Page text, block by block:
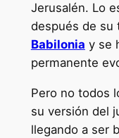
Jerusalén. Lo
después de su
Babilonia y se
permanente
Pero no todos
su versión del
llegando a ser